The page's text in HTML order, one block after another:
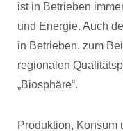
ist in Betrieben
und Energie. Auch
in Betrieben, zum
regionalen
„Biosphäre“.
Produktion, Konsum